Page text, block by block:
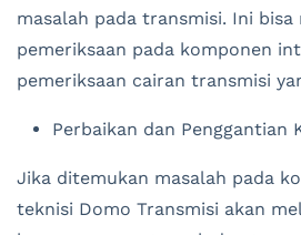
masalah pada transmisi. Ini bisa
pemeriksaan pada komponen
pemeriksaan cairan transmisi
Perbaikan dan Penggantian
Jika ditemukan masalah pada
teknisi Domo Transmisi akan